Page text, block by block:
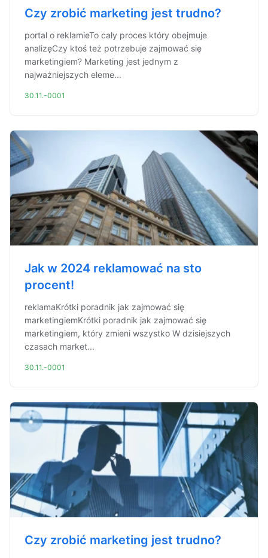
Czy zrobić marketing jest trudno?
portal o reklamieTo cały proces który obejmuje
analizęCzy ktoś też potrzebuje zajmować się
marketingiem? Marketing jest jednym z
najważniejszych eleme...
30.11.-0001
Jak w 2024 reklamować na sto
procent!
reklamaKrótki poradnik jak zajmować się
marketingiemKrótki poradnik jak zajmować się
marketingiem, który zmieni wszystko W dzisiejszych
czasach market...
30.11.-0001
Czy zrobić marketing jest trudno?